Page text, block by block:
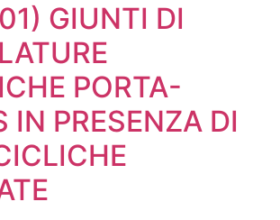
GIUNTI DI
PORTA-
IN PRESENZA DI